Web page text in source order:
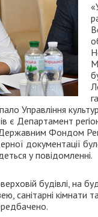
Управління
є Департамент
Державним Фондом
документації
у повідомленні.
будівлі, на
санітарні кімнати